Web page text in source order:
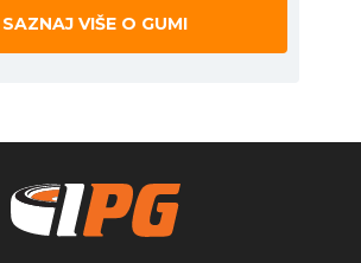
SAZNAJ VIŠE O GUMI